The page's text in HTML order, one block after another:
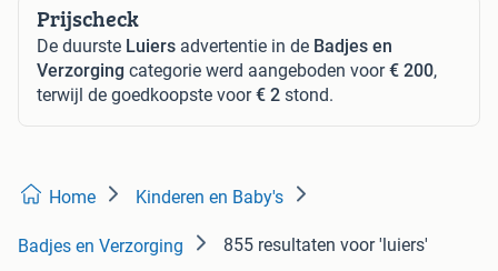
Prijscheck
De duurste Luiers advertentie in de Badjes en
Verzorging categorie werd aangeboden voor€ 200,
terwijl de goedkoopste voor€ 2 stond.
Home Kinderen en Baby's
Badjes en Verzorging 855 resultaten voor 'luiers'